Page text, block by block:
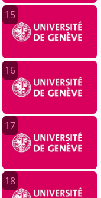
15
16
17
18